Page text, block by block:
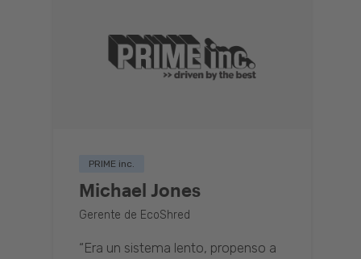
PRIME inc.
Michael Jones
Gerente de EcoShred
“Era un sistema lento, propenso a